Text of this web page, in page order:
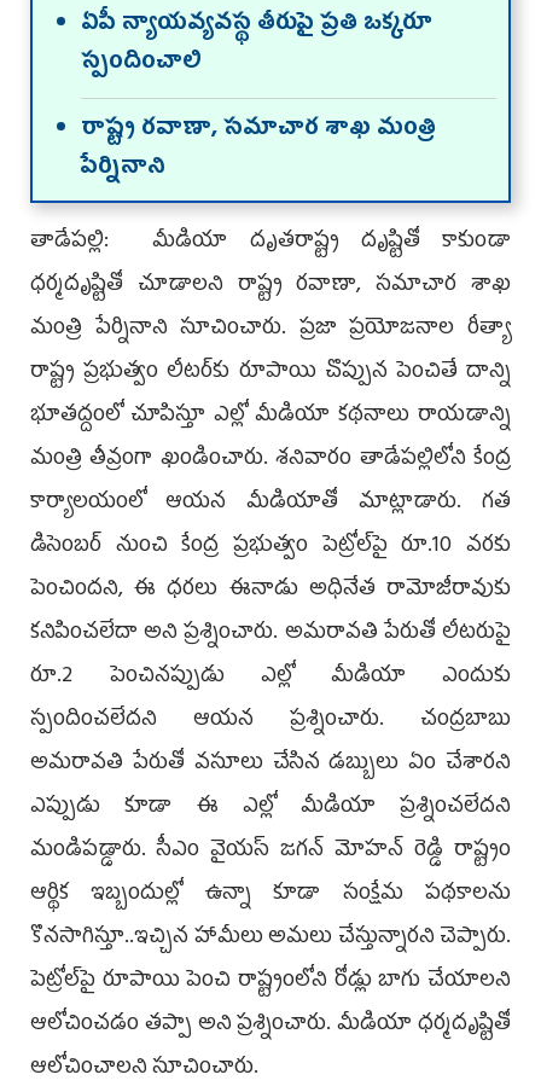
ఏపీ న్యాయవ్యవస్థ తీరుపై ప్రతి ఒక్కరూ
స్పందించాలి
రాష్ట్ర రవాణా, సమాచార శాఖ మంత్రి
పేర్నినాని
తాడేపల్లి: మీడియా దృత‌రాష్ట్ర దృష్టితో కాకుండా
ధ‌ర్మ‌దృష్టితో చూడాల‌ని రాష్ట్ర రవాణా, సమాచార శాఖ
మంత్రి పేర్నినాని సూచించారు. ప్ర‌జా ప్ర‌యోజ‌నాల రీత్యా
రాష్ట్ర ప్ర‌భుత్వం లీట‌ర్‌కు రూపాయి చొప్పున పెంచితే దాన్ని
భూతద్దంలో చూపిస్తూ ఎల్లో మీడియా క‌థ‌నాలు రాయ‌డాన్ని
మంత్రి తీవ్రంగా ఖండించారు. శ‌నివారం తాడేప‌ల్లిలోని కేంద్ర
కార్యాల‌యంలో ఆయ‌న మీడియాతో మాట్లాడారు. గ‌త
డిసెంబ‌ర్ నుంచి కేంద్ర ప్ర‌భుత్వం పెట్రోల్‌పై రూ.10 వ‌రకు
పెంచింద‌ని, ఈ ధ‌ర‌లు ఈనాడు అధినేత రామోజీరావుకు
క‌నిపించ‌లేదా అని ప్ర‌శ్నించారు. అమరావతి పేరుతో లీటరుపై
రూ.2 పెంచినప్పుడు ఎల్లో మీడియా ఎందుకు
స్పందించలేదని ఆయన ప్రశ్నించారు. చంద్ర‌బాబు
అమ‌రావ‌తి పేరుతో వ‌సూలు చేసిన డ‌బ్బులు ఏం చేశార‌ని
ఎప్పుడు కూడా ఈ ఎల్లో మీడియా ప్ర‌శ్నించ‌లేద‌ని
మండిప‌డ్డారు. సీఎం వైయ‌స్ జ‌గ‌న్ మోహ‌న్ రెడ్డి రాష్ట్రం
ఆర్థిక ఇబ్బందుల్లో ఉన్నా కూడా సంక్షేమ ప‌థ‌కాల‌ను
కొన‌సాగిస్తూ..ఇచ్చిన హామీలు అమ‌లు చేస్తున్నార‌ని చెప్పారు.
పెట్రోల్‌పై రూపాయి పెంచి రాష్ట్రంలోని రోడ్లు బాగు చేయాల‌ని
ఆలోచించ‌డం త‌ప్పా అని ప్ర‌శ్నించారు. మీడియా ధ‌ర్మ‌దృష్టితో
ఆలోచించాల‌ని సూచించారు.